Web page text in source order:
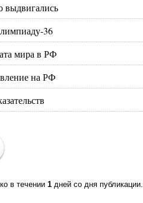
выдвигались
36
мира в РФ
на РФ
в течении 1дней со дня публикации.